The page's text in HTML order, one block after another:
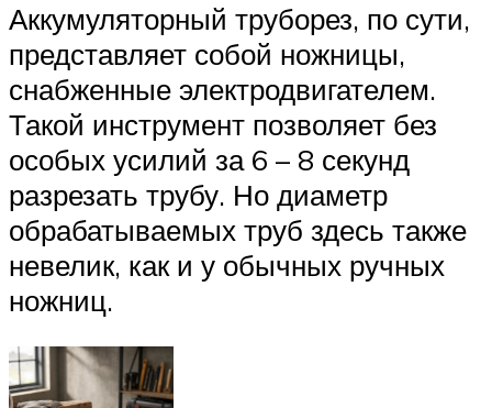
Аккумуляторный труборез, по сути,
представляет собой ножницы,
снабженные электродвигателем.
Такой инструмент позволяет без
особых усилий за 6 – 8 секунд
разрезать трубу. Но диаметр
обрабатываемых труб здесь также
невелик, как и у обычных ручных
ножниц.